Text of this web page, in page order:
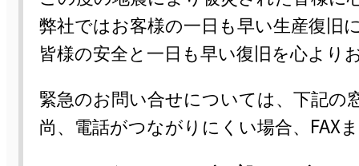
令和8年熊本地震で被災され
この度の地震により被災された皆様に